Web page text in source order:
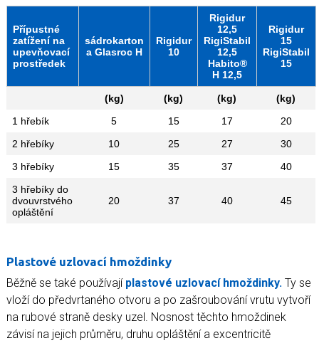
Přípustné
zatížení na
upevňovací
prostředek
sádrokarton
a Glasroc H
Rigidur
10
Rigidur
12,5
RigiStabil
12,5
Habito®
H 12,5
Rigidur
15
RigiStabil
15
(kg) (kg) (kg)
(kg)
1 hřebík
5 15 17
20
2 hřebíky
10 25 27
30
3 hřebíky
15 35 37
40
3 hřebíky do
dvouvrstvého
opláštění
20 37 40 45
Plastové uzlovací hmoždinky
Běžně se také používají plastové uzlovací hmoždinky. Ty se
vloží do předvrtaného otvoru a po zašroubování vrutu vytvoří
na rubové straně desky uzel. Nosnost těchto hmoždinek
závisí na jejich průměru, druhu opláštění a excentricitě